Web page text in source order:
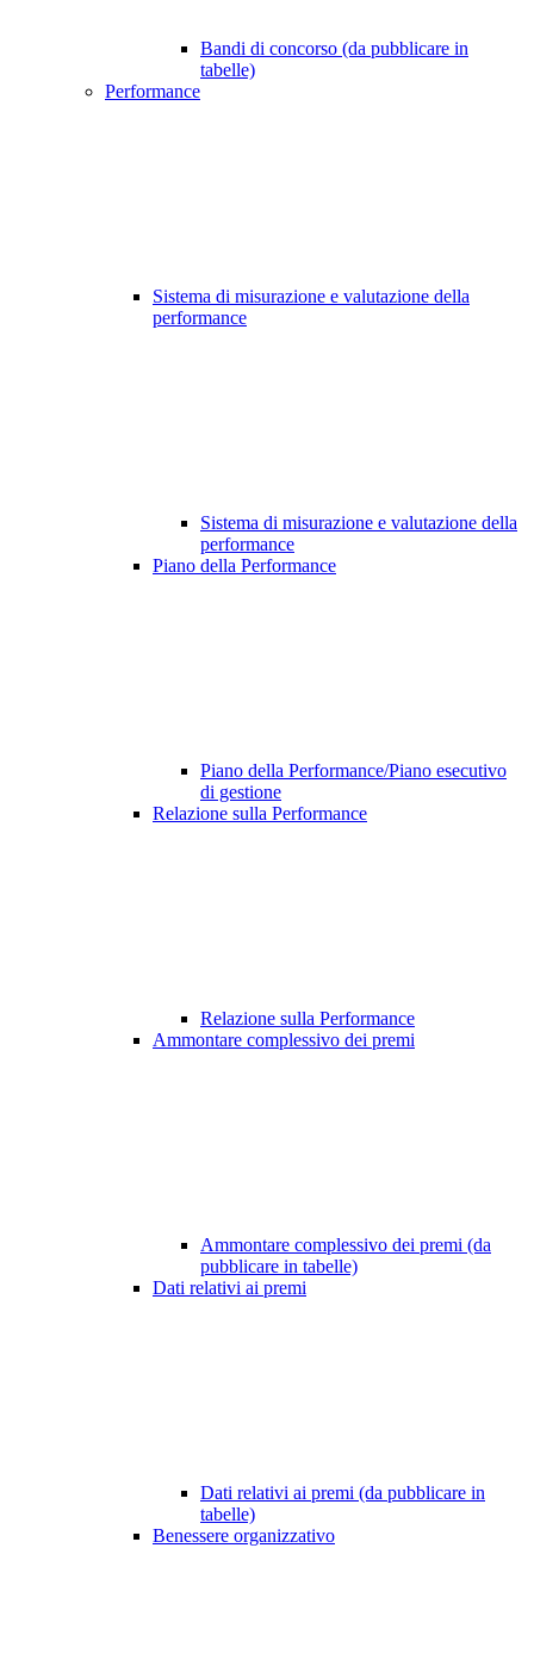
Bandi di concorso (da pubblicare in
tabelle)
Performance
Sistema di misurazione e valutazione della
performance
Sistema di misurazione e valutazione della
performance
Piano della Performance
Piano della Performance/Piano esecutivo
di gestione
Relazione sulla Performance
Relazione sulla Performance
Ammontare complessivo dei premi
Ammontare complessivo dei premi (da
pubblicare in tabelle)
Dati relativi ai premi
Dati relativi ai premi (da pubblicare in
tabelle)
Benessere organizzativo